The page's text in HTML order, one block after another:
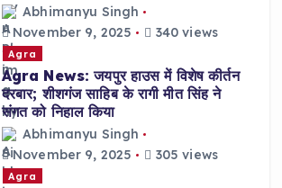
Abhimanyu Singh
November 9, 2025
340 views
Agra
Agra News: जयपुर हाउस में विशेष कीर्तन
दरबार; शीशगंज साहिब के रागी मीत सिंह ने
संगत को निहाल किया
Abhimanyu Singh
November 9, 2025
305 views
Agra